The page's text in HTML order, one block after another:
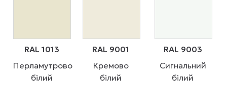
RAL 1013
Перламутрово
білий
RAL 9001
Кремово
білий
RAL 9003
Сигнальний
білий